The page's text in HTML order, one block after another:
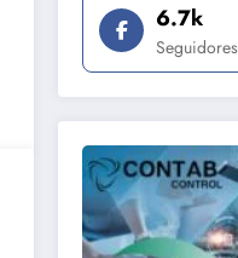
6.7k
Seguidores